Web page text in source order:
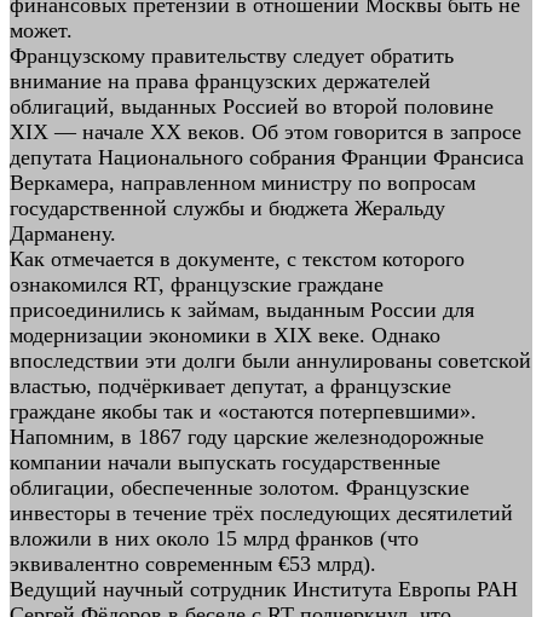
финансовых претензий в отношении Москвы быть не
может.
Французскому правительству следует обратить
внимание на права французских держателей
облигаций, выданных Россией во второй половине
XIX — начале XX веков. Об этом говорится в запросе
депутата Национального собрания Франции Франсиса
Веркамера, направленном министру по вопросам
государственной службы и бюджета Жеральду
Дарманену.
Как отмечается в документе, с текстом которого
ознакомился RT, французские граждане
присоединились к займам, выданным России для
модернизации экономики в XIX веке. Однако
впоследствии эти долги были аннулированы советской
властью, подчёркивает депутат, а французские
граждане якобы так и «остаются потерпевшими».
Напомним, в 1867 году царские железнодорожные
компании начали выпускать государственные
облигации, обеспеченные золотом. Французские
инвесторы в течение трёх последующих десятилетий
вложили в них около 15 млрд франков (что
эквивалентно современным €53 млрд).
Ведущий научный сотрудник Института Европы РАН